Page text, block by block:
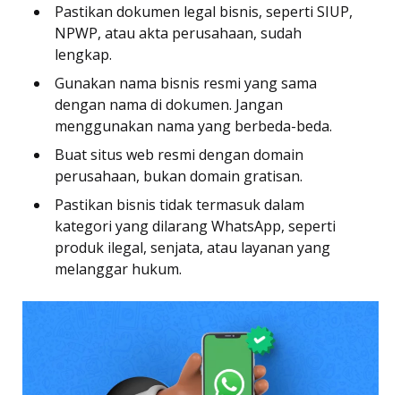
Pastikan dokumen legal bisnis, seperti SIUP,
NPWP, atau akta perusahaan, sudah
lengkap.
Gunakan nama bisnis resmi yang sama
dengan nama di dokumen. Jangan
menggunakan nama yang berbeda-beda.
Buat situs web resmi dengan domain
perusahaan, bukan domain gratisan.
Pastikan bisnis tidak termasuk dalam
kategori yang dilarang WhatsApp, seperti
produk ilegal, senjata, atau layanan yang
melanggar hukum.